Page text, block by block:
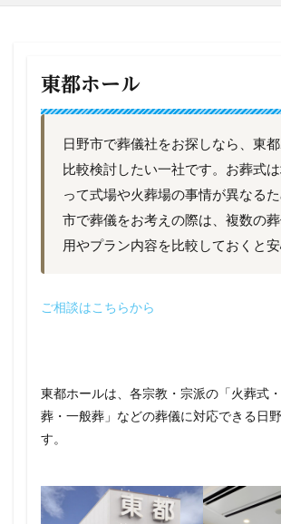
東都ホール
日野市で葬儀社をお探しなら、東
比較検討したい一社です。お葬式
って式場や火葬場の事情が異なる
市で葬儀をお考えの際は、複数の
用やプラン内容を比較しておくと安
ご相談はこちらから
東都ホールは、各宗教・宗派の「火葬式
葬・一般葬」などの葬儀に対応できる日
す。